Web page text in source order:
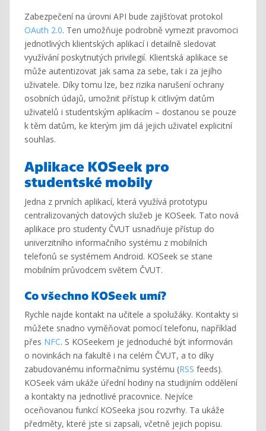
Zabezpečení na úrovni API bude zajišťovat protokol
OAuth 2.0. Ten umožňuje podrobně vymezit pravomoci
jednotlivých klientských aplikací i detailně sledovat
využívání poskytnutých privilegií. Klientská aplikace se
může autentizovat jak sama za sebe, tak i za jejího
uživatele. Díky tomu lze, bez rizika narušení ochrany
osobních údajů, umožnit přístup k citlivým datům
uživatelů i studentským aplikacím – dostanou se pouze
k těm datům, ke kterým jim dá jejich uživatel explicitní
souhlas.
Aplikace KOSeek pro
studentské mobily
Jedna z prvních aplikací, která využívá prototypu
centralizovaných datových služeb je KOSeek. Tato nová
aplikace pro studenty ČVUT usnadňuje přístup do
univerzitního informačního systému z mobilních
telefonů se systémem Android. KOSeek se stane
mobilním průvodcem světem ČVUT.
Co všechno KOSeek umí?
Rychle najde kontakt na učitele a spolužáky. Kontakty si
můžete snadno vyměňovat pomocí telefonu, například
přes NFC. S KOSeekem je jednoduché být informován
o novinkách na fakultě i na celém ČVUT, a to díky
zabudovanému informačnímu systému (RSS feeds).
KOSeek vám ukáže úřední hodiny na studijním oddělení
a kontakty na jednotlivé pracovnice. Nejvíce
oceňovanou funkcí KOSeeka jsou rozvrhy. Ta ukáže
předměty, které jste si zapsali, včetně jejich popisu.